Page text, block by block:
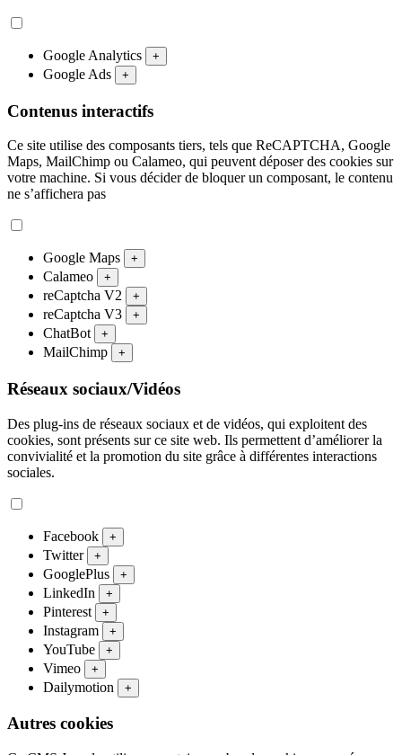
Google Analytics +
Google Ads +
Contenus interactifs
Ce site utilise des composants tiers, tels que ReCAPTCHA, Google
Maps, MailChimp ou Calameo, qui peuvent déposer des cookies sur
votre machine. Si vous décider de bloquer un composant, le contenu
ne s’affichera pas
Google Maps +
Calameo +
reCaptcha V2 +
reCaptcha V3 +
ChatBot +
MailChimp +
Réseaux sociaux/Vidéos
Des plug-ins de réseaux sociaux et de vidéos, qui exploitent des
cookies, sont présents sur ce site web. Ils permettent d’améliorer la
convivialité et la promotion du site grâce à différentes interactions
sociales.
Facebook +
Twitter +
GooglePlus +
LinkedIn +
Pinterest +
Instagram +
YouTube +
Vimeo +
Dailymotion +
Autres cookies